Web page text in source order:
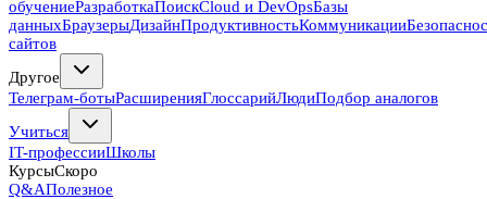
обучениеРазработкаПоискCloud и DevOpsБазы
данныхБраузерыДизайнПродуктивностьКоммуникации
сайтов
Другое
Телеграм-ботыРасширенияГлоссарийЛюдиПодбор аналогов
Учиться
IT-профессииШколы
КурсыСкоро
Q&AПолезное